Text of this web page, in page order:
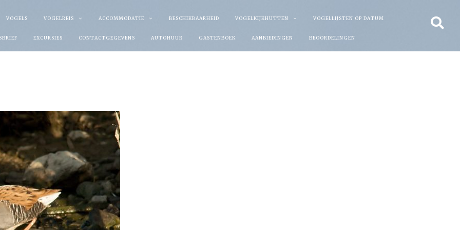
VOGELS VOGELREIS ACCOMMODATIE BESCHIKBAARHEID VOGELKIJKHUTTEN VOGELLIJSTEN OP DATUM
EXCURSIES CONTACTGEGEVENS AUTOHUUR GASTENBOEK AANBIEDINGEN BEOORDELINGEN